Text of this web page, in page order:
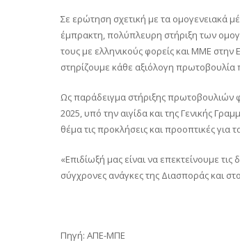
Σε ερώτηση σχετική με τα ομογενειακά
έμπρακτη, πολύπλευρη στήριξη των
τους με ελληνικούς φορείς και ΜΜΕ στην
στηρίζουμε κάθε αξιόλογη πρωτοβουλία
Ως παράδειγμα στήριξης πρωτοβουλιών
2025, υπό την αιγίδα και της Γενικής
θέμα τις προκλήσεις και προοπτικές
«Επιδίωξή μας είναι να επεκτείνουμε
σύγχρονες ανάγκες της Διασποράς και
Πηγή: ΑΠΕ-ΜΠΕ